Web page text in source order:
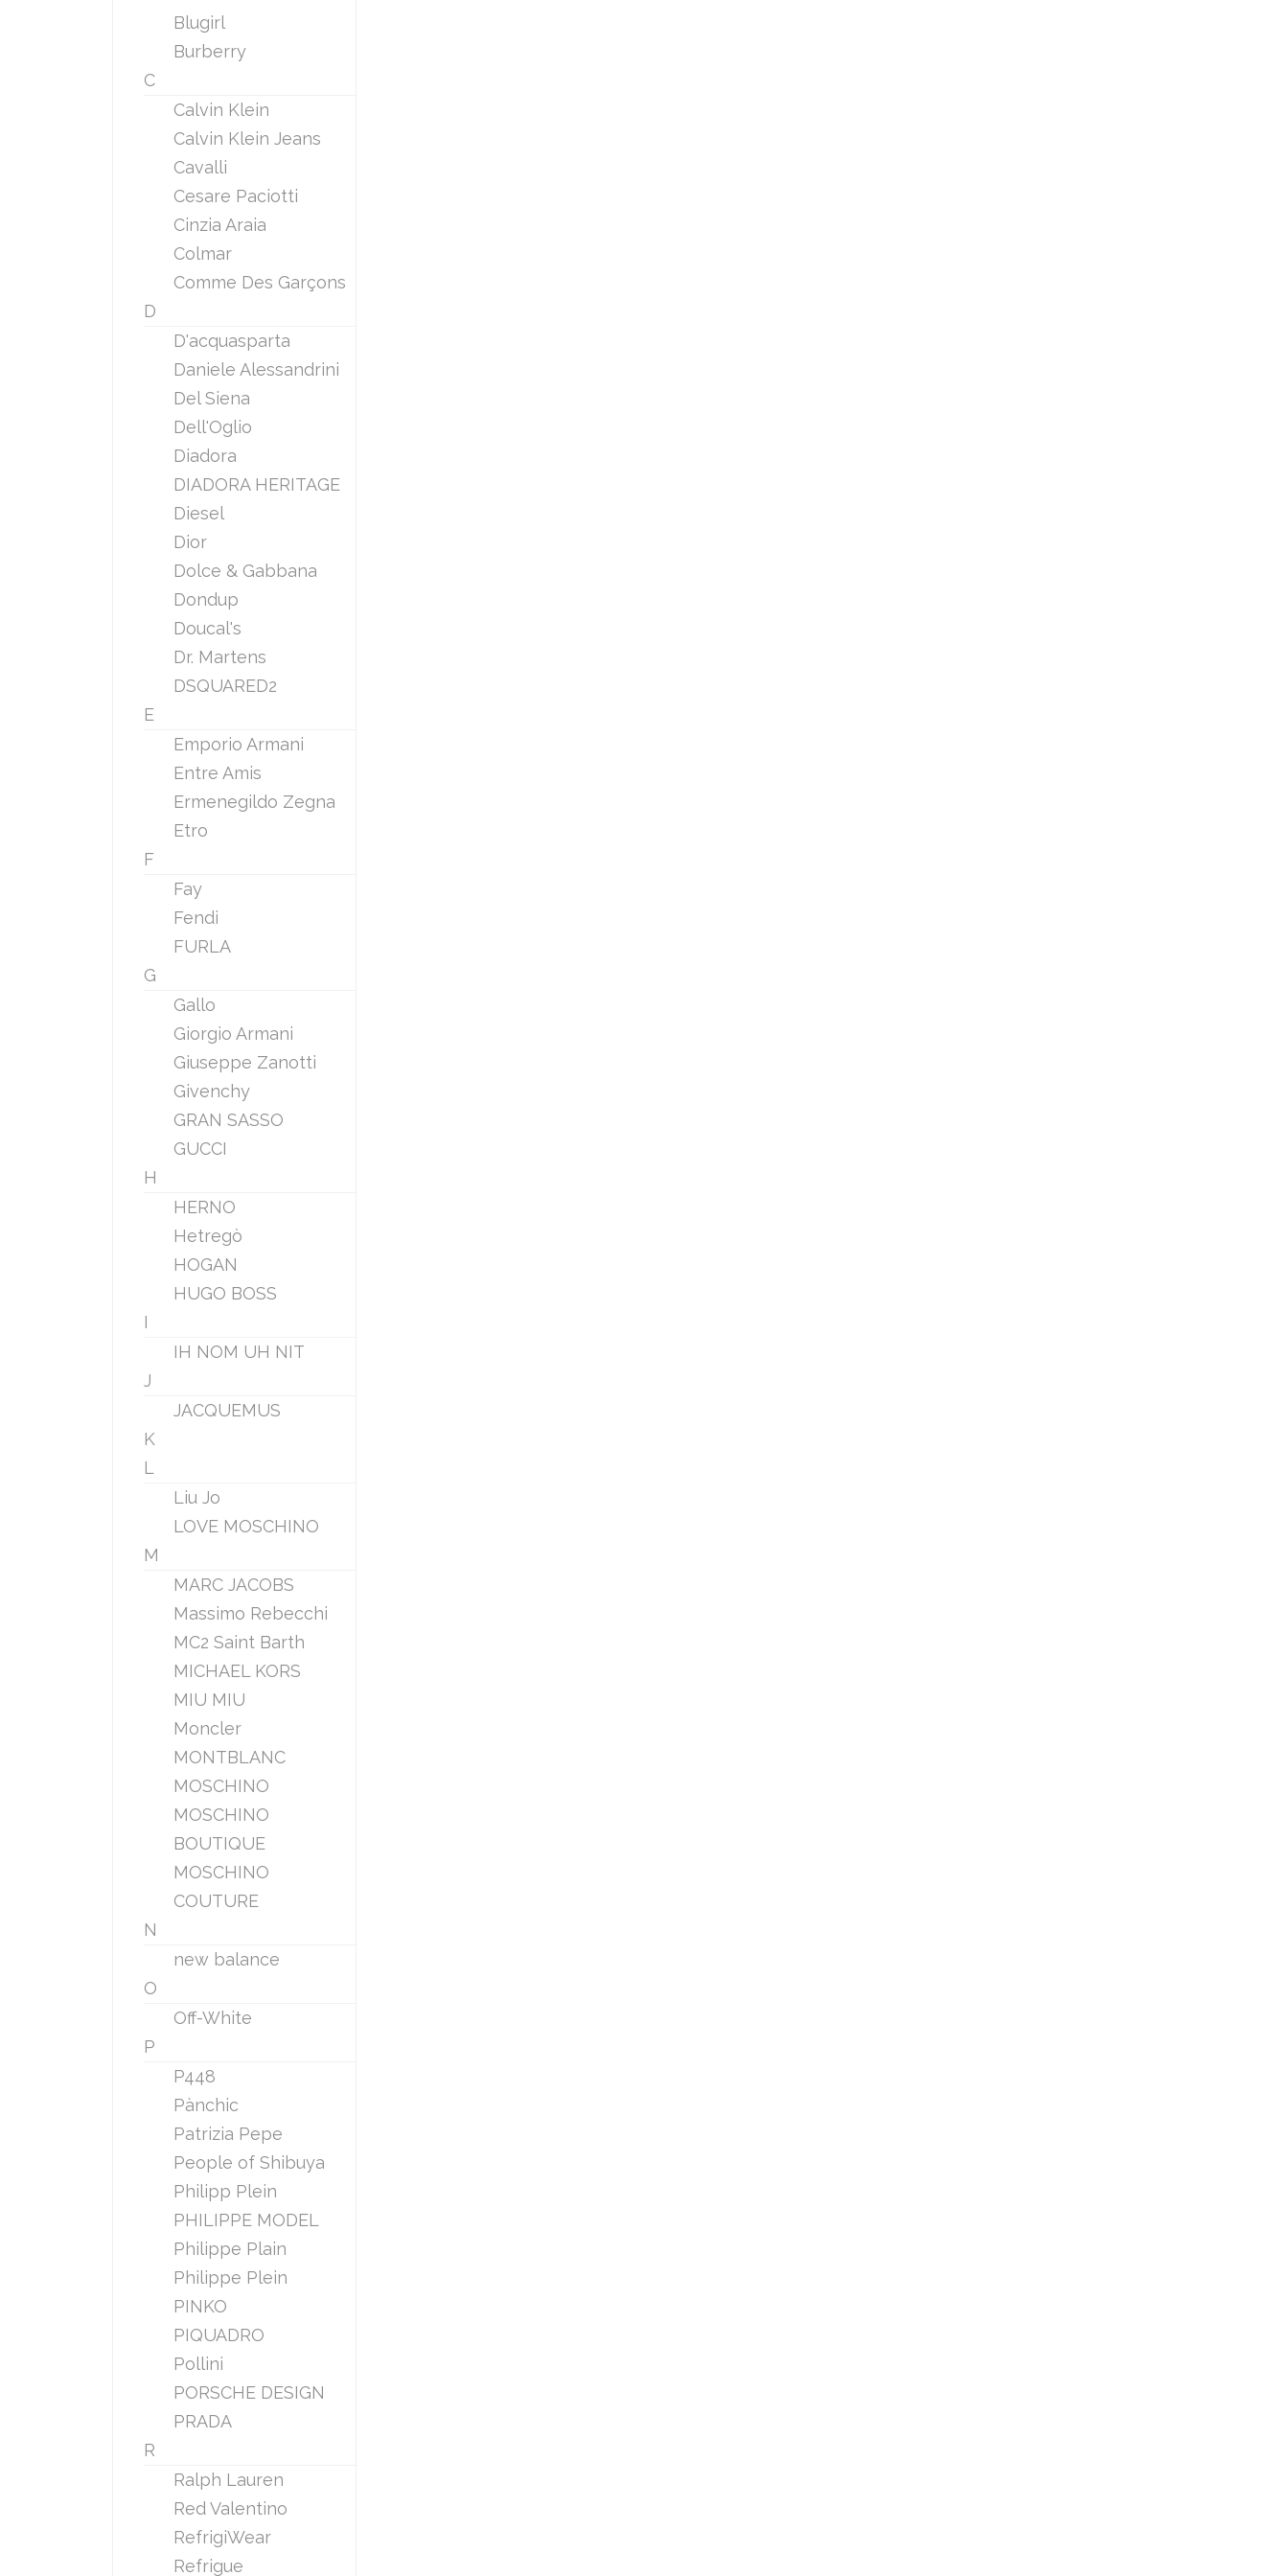
Blugirl
Burberry
C
Calvin Klein
Calvin Klein Jeans
Cavalli
Cesare Paciotti
Cinzia Araia
Colmar
Comme Des Garçons
D
D'acquasparta
Daniele Alessandrini
Del Siena
Dell'Oglio
Diadora
DIADORA HERITAGE
Diesel
Dior
Dolce & Gabbana
Dondup
Doucal's
Dr. Martens
DSQUARED2
E
Emporio Armani
Entre Amis
Ermenegildo Zegna
Etro
F
Fay
Fendi
FURLA
G
Gallo
Giorgio Armani
Giuseppe Zanotti
Givenchy
GRAN SASSO
GUCCI
H
HERNO
Hetregò
HOGAN
HUGO BOSS
I
IH NOM UH NIT
J
JACQUEMUS
K
L
Liu Jo
LOVE MOSCHINO
M
MARC JACOBS
Massimo Rebecchi
MC2 Saint Barth
MICHAEL KORS
MIU MIU
Moncler
MONTBLANC
MOSCHINO
MOSCHINO
BOUTIQUE
MOSCHINO
COUTURE
N
new balance
O
Off-White
P
P448
Pànchic
Patrizia Pepe
People of Shibuya
Philipp Plein
PHILIPPE MODEL
Philippe Plain
Philippe Plein
PINKO
PIQUADRO
Pollini
PORSCHE DESIGN
PRADA
R
Ralph Lauren
Red Valentino
RefrigiWear
Refrigue